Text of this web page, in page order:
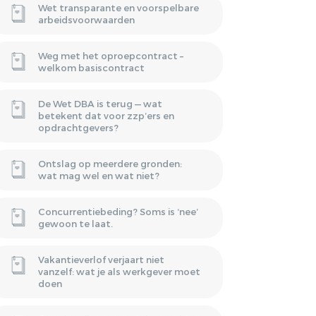
Wet transparante en voorspelbare
arbeidsvoorwaarden
Weg met het oproepcontract –
welkom basiscontract
De Wet DBA is terug — wat
betekent dat voor zzp’ers en
opdrachtgevers?
Ontslag op meerdere gronden:
wat mag wel en wat niet?
Concurrentiebeding? Soms is ‘nee’
gewoon te laat.
Vakantieverlof verjaart niet
vanzelf: wat je als werkgever moet
doen